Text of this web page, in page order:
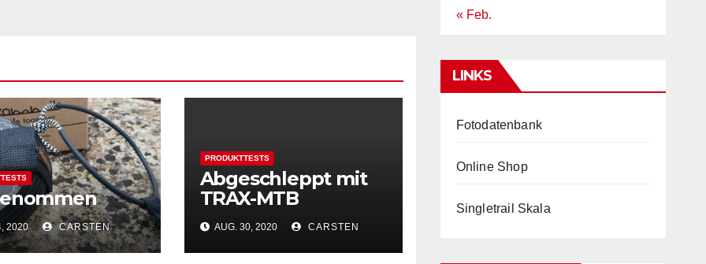
2020 CARSTEN
PRODUKTTESTS
Abgeschleppt mit
TRAX-MTB
AUG. 30, 2020 CARSTEN
« Feb.
LINKS
Fotodatenbank
Online Shop
Singletrail Skala